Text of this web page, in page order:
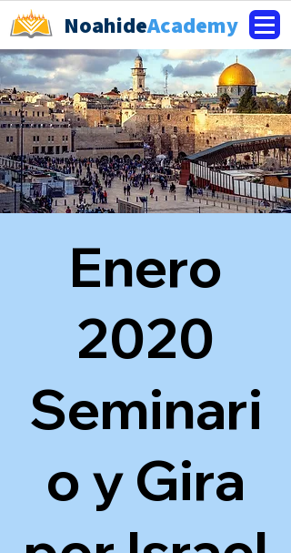
NoahideAcademy
Enero
2020
Seminari
o y Gira